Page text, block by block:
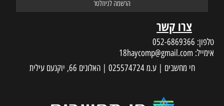
צרו קשר
טלפון: 052-6869366
אימייל: 18haycomp@gmail.com
חי מחשבים | ע.מ 025574724 | האלונים 66, יוקנעם עילית